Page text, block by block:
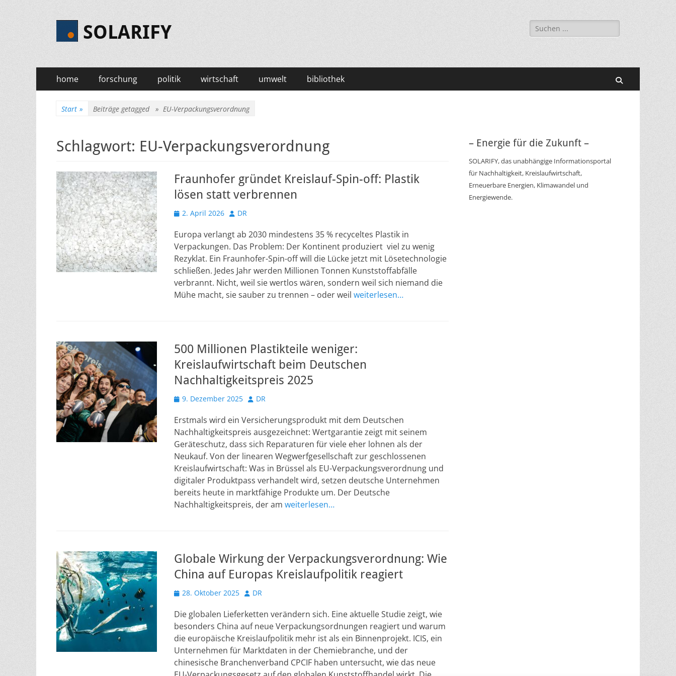
SOLARIFY
Suchen
nach:
Primäres
Menü
Zum
Inhalt
home forschung politik wirtschaft umwelt bibliothek
Start » Beiträge getagged » EU-Verpackungsverordnung
Schlagwort: EU-Verpackungsverordnung
Fraunhofer gründet Kreislauf-Spin-off: Plastik
lösen statt verbrennen
Veröffentlicht
2. April 2026 Autor
DR
Europa verlangt ab 2030 mindestens 35 % recyceltes Plastik in
Verpackungen. Das Problem: Der Kontinent produziert viel zu wenig
Rezyklat. Ein Fraunhofer-Spin-off will die Lücke jetzt mit Lösetechnologie
schließen. Jedes Jahr werden Millionen Tonnen Kunststoffabfälle
verbrannt. Nicht, weil sie wertlos wären, sondern weil sich niemand die
Mühe macht, sie sauber zu trennen – oder weil weiterlesen…
500 Millionen Plastikteile weniger:
Kreislaufwirtschaft beim Deutschen
Nachhaltigkeitspreis 2025
Veröffentlicht
9. Dezember 2025 Autor
DR
Erstmals wird ein Versicherungsprodukt mit dem Deutschen
Nachhaltigkeitspreis ausgezeichnet: Wertgarantie zeigt mit seinem
Geräteschutz, dass sich Reparaturen für viele eher lohnen als der
Neukauf. Von der linearen Wegwerfgesellschaft zur geschlossenen
Kreislaufwirtschaft: Was in Brüssel als EU-Verpackungsverordnung und
digitaler Produktpass verhandelt wird, setzen deutsche Unternehmen
bereits heute in marktfähige Produkte um. Der Deutsche
Nachhaltigkeitspreis, der am weiterlesen…
Globale Wirkung der Verpackungsverordnung: Wie
China auf Europas Kreislaufpolitik reagiert
Veröffentlicht
28. Oktober 2025 Autor
DR
Die globalen Lieferketten verändern sich. Eine aktuelle Studie zeigt, wie
besonders China auf neue Verpackungsordnungen reagiert und warum
die europäische Kreislaufpolitik mehr ist als ein Binnenprojekt. ICIS, ein
Unternehmen für Marktdaten in der Chemiebranche, und der
chinesische Branchenverband CPCIF haben untersucht, wie das neue
– Energie für die Zukunft –
SOLARIFY, das unabhängige Informationsportal
für Nachhaltigkeit, Kreislaufwirtschaft,
Erneuerbare Energien, Klimawandel und
Energiewende.